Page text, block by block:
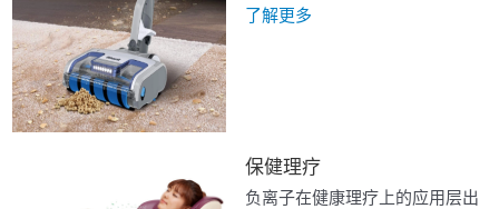
面上各种负离子吸尘器，等离子
风扇，正负离子空气净化器，离
了解更多
保健理疗
负离子在健康理疗上的应用层出